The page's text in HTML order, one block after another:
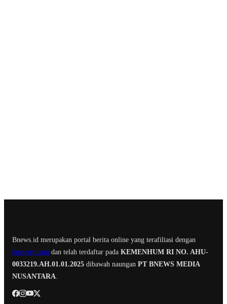
Bnews.id merupakan portal berita online yang terafiliasi dengan
bnewstv.com dan telah terdaftar pada KEMENHUM RI NO. AHU-
0033219.AH.01.01.2025 dibawah naungan PT BNEWS MEDIA
NUSANTARA.